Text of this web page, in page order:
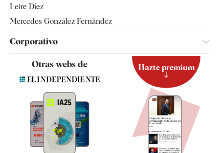
Leire Díez
Mercedes González Fernández
Corporativo
Contacto
Quiénes somos
Especificaciones
Otras webs de Hazte premium